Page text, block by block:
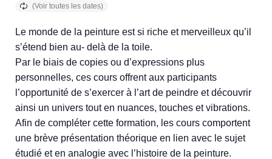
Le monde de la peinture est si riche et merveilleux qu’il
s’étend bien au- delà de la toile.
Par le biais de copies ou d’expressions plus
personnelles, ces cours offrent aux participants
l’opportunité de s’exercer à l’art de peindre et découvrir
ainsi un univers tout en nuances, touches et vibrations.
Afin de compléter cette formation, les cours comportent
une brève présentation théorique en lien avec le sujet
étudié et en analogie avec l’histoire de la peinture.